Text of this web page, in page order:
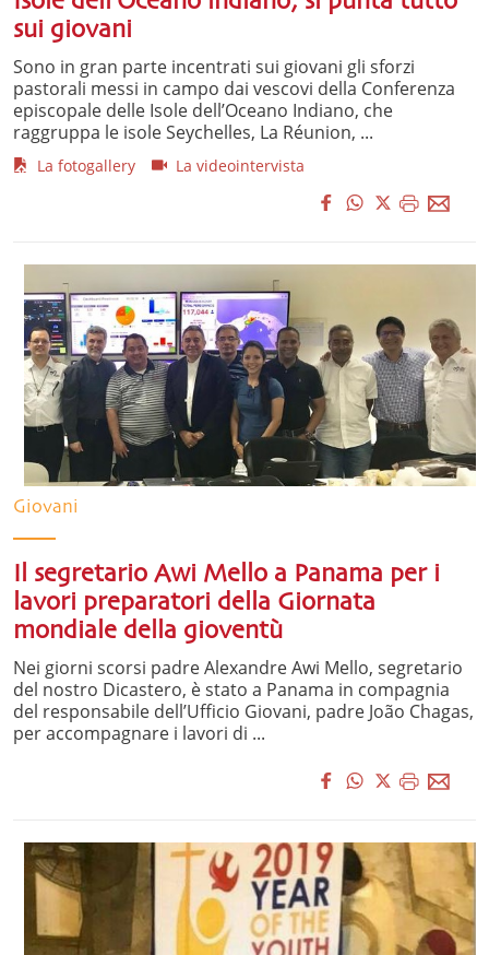
sui giovani
Sono in gran parte incentrati sui giovani gli sforzi
pastorali messi in campo dai vescovi della Conferenza
episcopale delle Isole dell’Oceano Indiano, che
raggruppa le isole Seychelles, La Réunion, ...
La fotogallery La videointervista
Giovani
Il segretario Awi Mello a Panama per i
lavori preparatori della Giornata
mondiale della gioventù
Nei giorni scorsi padre Alexandre Awi Mello, segretario
del nostro Dicastero, è stato a Panama in compagnia
del responsabile dell’Ufficio Giovani, padre João Chagas,
per accompagnare i lavori di ...